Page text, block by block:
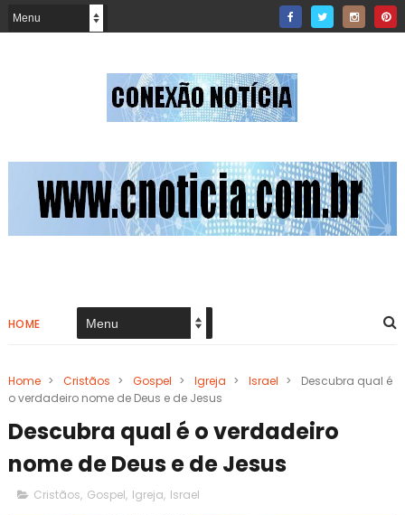
HOME
Home > Cristãos > Gospel > Igreja > Israel >
Descubra qual é
o verdadeiro nome de Deus e de Jesus
Descubra qual é o verdadeiro
nome de Deus e de Jesus
Cristãos, Gospel, Igreja, Israel